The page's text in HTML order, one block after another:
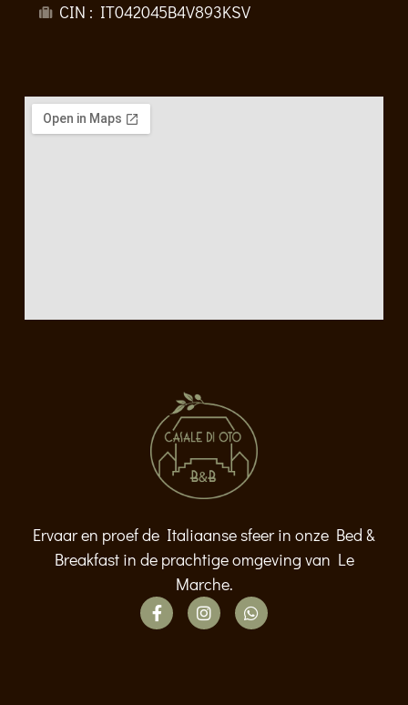
Ervaar en proef de Italiaanse sfeer in onze Bed &
Breakfast in de prachtige omgeving van Le
Marche.
CIN : IT042045B4V893KSV